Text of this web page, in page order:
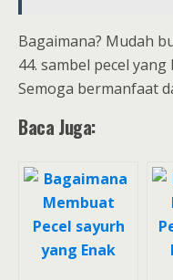
Bagaimana? Mudah
44. sambel pecel
Semoga bermanfaat
Baca Juga: